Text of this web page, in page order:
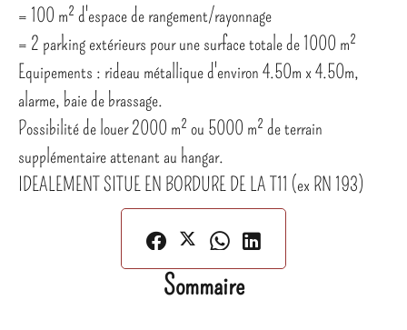
= 100 m² d'espace de rangement/rayonnage
= 2 parking extérieurs pour une surface totale de 1000 m²
Equipements : rideau métallique d'environ 4.50m x 4.50m,
alarme, baie de brassage.
Possibilité de louer 2000 m² ou 5000 m² de terrain
supplémentaire attenant au hangar.
IDEALEMENT SITUE EN BORDURE DE LA T11 (ex RN 193)
Sommaire